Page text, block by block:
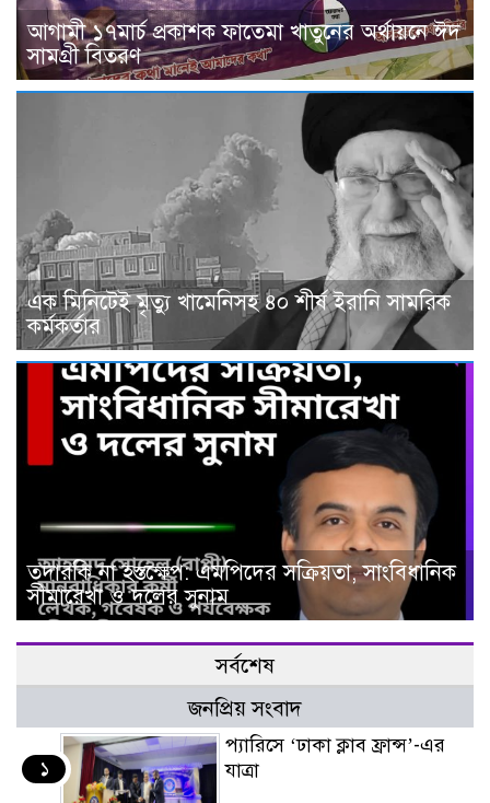
আগামী ১৭মার্চ প্রকাশক ফাতেমা খাতুনের অর্থায়নে ঈদ
সামগ্রী বিতরণ
এক মিনিটেই মৃত্যু খামেনিসহ ৪০ শীর্ষ ইরানি সামরিক
কর্মকর্তার
তদারকি না হস্তক্ষেপ: এমপিদের সক্রিয়তা, সাংবিধানিক
সীমারেখা ও দলের সুনাম
সর্বশেষ
জনপ্রিয় সংবাদ
১
প্যারিসে ‘ঢাকা ক্লাব ফ্রান্স’-এর
যাত্রা